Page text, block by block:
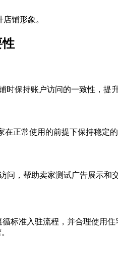
铺形象。
性
保持账户访问的一致性，提
正常使用的前提下保持稳定
，帮助卖家测试广告展示和
标准入驻流程，并合理使用